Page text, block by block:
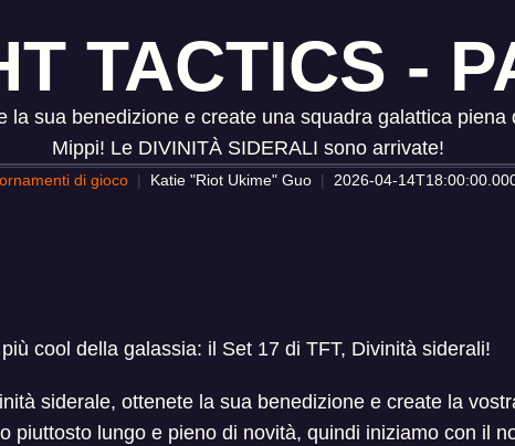
TACTICS -
sua benedizione e create una squadra galattica
Mippi! Le DIVINITÀ SIDERALI sono arrivate!
di gioco Katie "Riot Ukime" Guo 2026-04-
cool della galassia: il Set 17 di TFT, Divinità siderali!
siderale, ottenete la sua benedizione e create la
piuttosto lungo e pieno di novità, quindi iniziamo con il